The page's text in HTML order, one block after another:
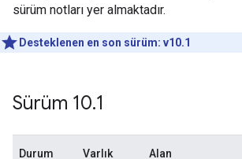
sürüm notları yer almaktadır.
Desteklenen en son sürüm: v10.1
Sürüm 10.1
Durum Varlık Alan